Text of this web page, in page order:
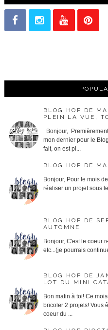
BLOG HOP DE
PLEIN LA VUE,
Bonjour,
mon dernier pour le
fait, on est pl...
BLOG HOP DE
Bonjour, Pour le mois
réaliser un projet sous
BLOG HOP DE
AUTOMNE
Bonjour, C'est le coeur
etc...(je pourrais
BLOG HOP DE
LOT DU MINI
Bon matin à toi! Ce
bricoler 2 projets! Vous
coeur du ...